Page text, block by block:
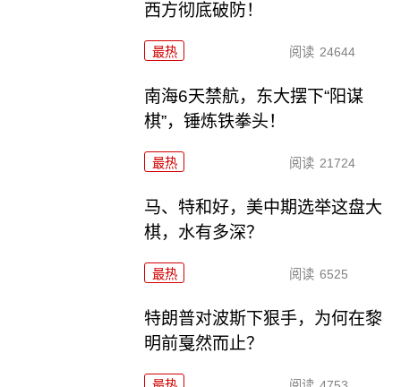
西方彻底破防！
最热 阅读 24644
南海6天禁航，东大摆下“阳谋
棋”，锤炼铁拳头！
最热 阅读 21724
马、特和好，美中期选举这盘大
棋，水有多深？
最热 阅读 6525
特朗普对波斯下狠手，为何在黎
明前戛然而止？